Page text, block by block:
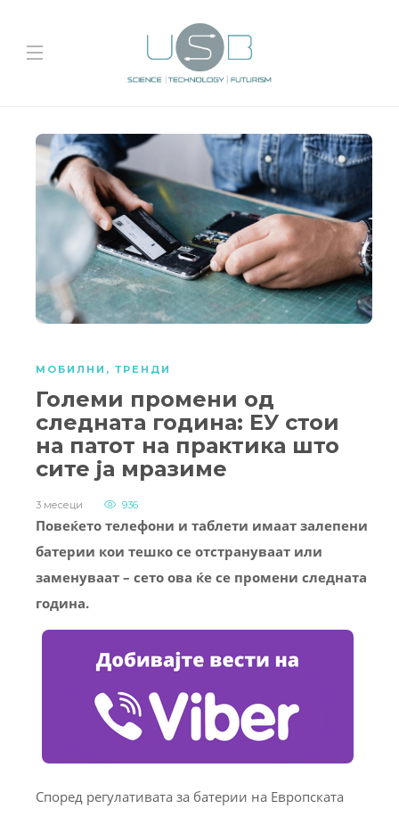
МОБИЛНИ , ТРЕНДИ
Големи промени од
следната година: ЕУ стои
на патот на практика што
сите ја мразиме
3 месеци 936
Повеќето телефони и таблети имаат залепени
батерии кои тешко се отстрануваат или
заменуваат – сето ова ќе се промени следната
година.
Според регулативата за батерии на Европската